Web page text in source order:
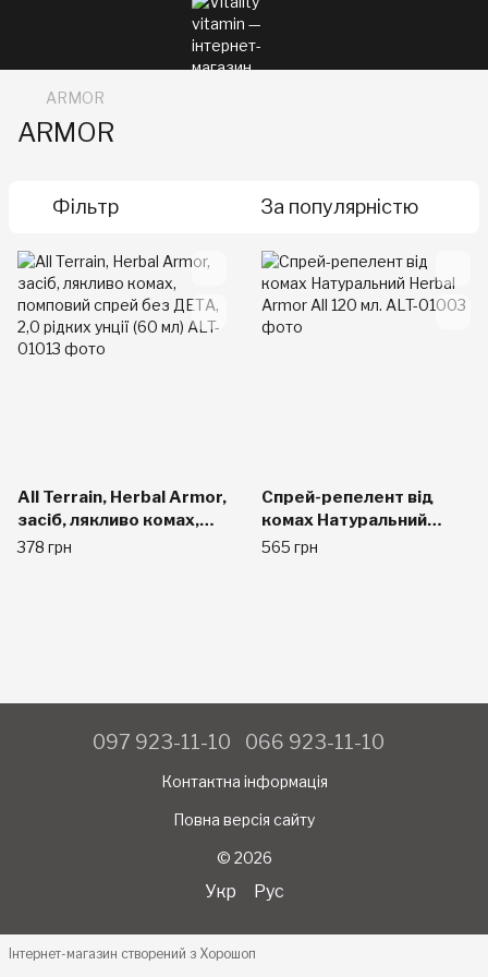
ARMOR
ARMOR
Фільтр За популярністю
All Terrain, Herbal Armor,
засіб, лякливо комах,
помповий спрей без
378 грн
Спрей-репелент від
комах Натуральний
Herbal Armor All 120 мл.
565 грн
097 923-11-10 066 923-11-10
Контактна інформація
Повна версія сайту
© 2026
Укр Рус
Інтернет-магазин створений з Хорошоп